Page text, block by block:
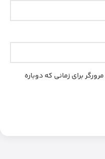
برای زمانی که دوباره